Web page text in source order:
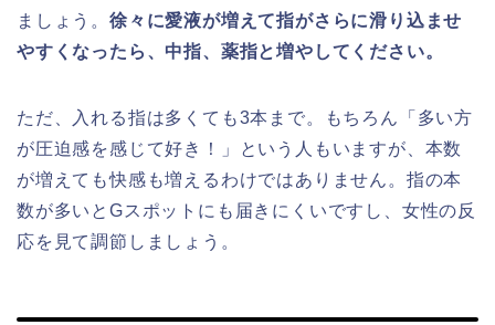
ましょう。 徐々に愛液が増えて指がさらに滑り込ませ
やすくなったら、中指、薬指と増やしてください。
ただ、入れる指は多くても3本まで。もちろん「多い方
が圧迫感を感じて好き！」という人もいますが、本数
が増えても快感も増えるわけではありません。 指の本
数が多いとGスポットにも届きにくいですし、女性の反
応を見て調節しましょう。